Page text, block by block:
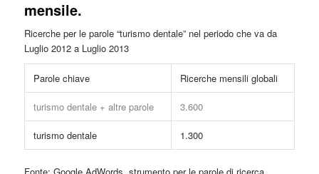
mensile.
Ricerche per le parole “turismo dentale” nel periodo che va da
Luglio 2012 a Luglio 2013
Parole chiave Ricerche mensili globali
turismo dentale + altre parole 3.600
turismo dentale 1.300